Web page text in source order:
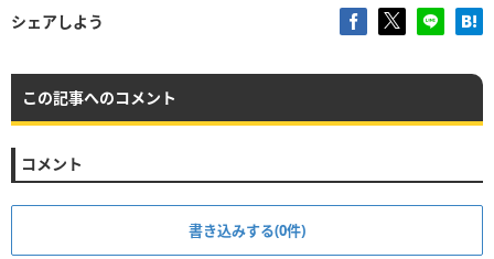
シェアしよう
この記事へのコメント
コメント
書き込みする(0件)